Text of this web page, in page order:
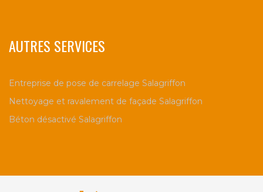
AUTRES SERVICES
Entreprise de pose de carrelage Salagriffon
Nettoyage et ravalement de façade Salagriffon
Béton désactivé Salagriffon